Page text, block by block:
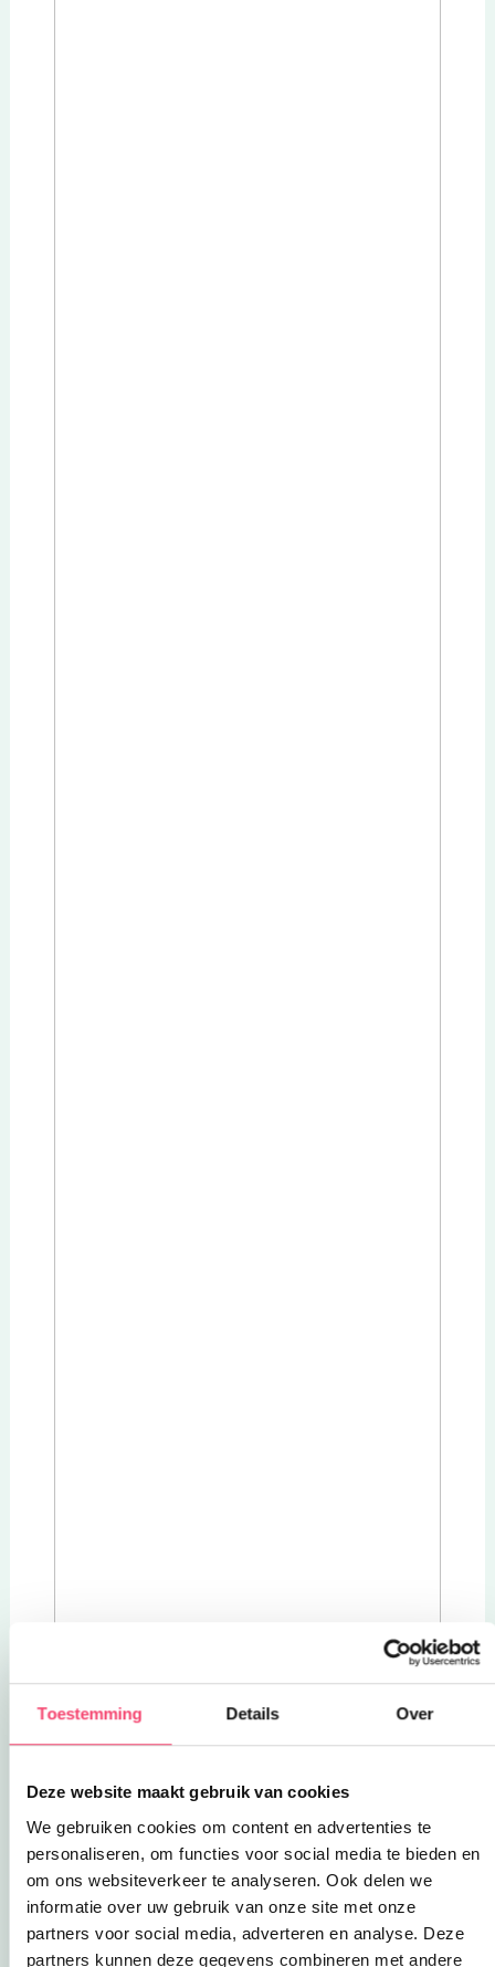
Toestemming Details Over
Deze website maakt gebruik van cookies
We gebruiken cookies om content en advertenties te
personaliseren, om functies voor social media te bieden en
om ons websiteverkeer te analyseren. Ook delen we
informatie over uw gebruik van onze site met onze
partners voor social media, adverteren en analyse. Deze
partners kunnen deze gegevens combineren met andere